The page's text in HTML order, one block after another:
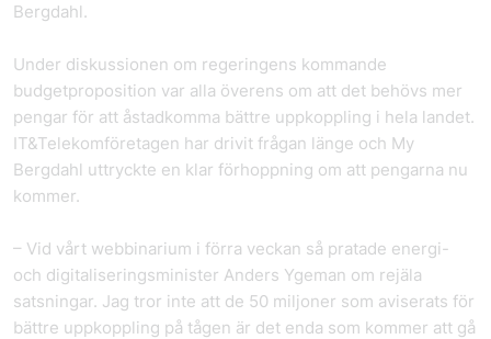
Bergdahl.
Under diskussionen om regeringens kommande
budgetproposition var alla överens om att det behövs mer
pengar för att åstadkomma bättre uppkoppling i hela landet.
IT&Telekomföretagen har drivit frågan länge och My
Bergdahl uttryckte en klar förhoppning om att pengarna nu
kommer.
– Vid vårt webbinarium i förra veckan så pratade energi-
och digitaliseringsminister Anders Ygeman om rejäla
satsningar. Jag tror inte att de 50 miljoner som aviserats för
bättre uppkoppling på tågen är det enda som kommer att gå